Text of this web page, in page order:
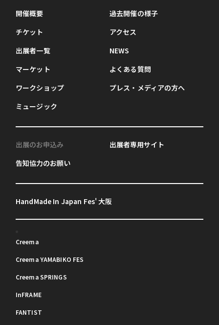
開催概要
チケット
出展者一覧
マーケット
ワークショップ
ミュージック
過去開催の様子
アクセス
NEWS
よくある質問
プレス・メディアの方へ
出展のお申込み
告知協力のお願い
出展者専用サイト
HandMade In Japan Fes' 大阪
Creema
Creema YAMABIKO FES
Creema SPRINGS
InFRAME
FANTIST